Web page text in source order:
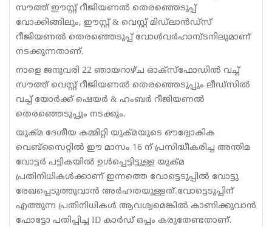
സൗത്ത് ഈസ്റ്റ് റീജിയണല്‍ തെരഞ്ഞെടുപ്പ്
വോക്കിങ്ങിലും, ഈസ്റ്റ് & വെസ്റ്റ് മിഡ്‌ലാന്‍ഡ്‌സ്
റീജിയണല്‍ തെരഞ്ഞെടുപ്പ് വോള്‍വര്‍ഹാമ്പ്ടനിലുമാണ്
നടക്കുന്നതാണ്.
നാളെ ജനുവരി 22 ഞായറാഴ്ച ഓക്‌സ്‌ഫോഡില്‍ വച്ച്
സൗത്ത് വെസ്റ്റ് റീജിയണല്‍ തെരഞ്ഞെടുപ്പും ലീഡ്‌സില്‍
വച്ച് യോര്‍ക്ക് ഷെയര്‍ & ഹംബര്‍ റീജിയണല്‍
തെരഞ്ഞെടുപ്പും നടക്കും.
യുക്മ ദേശീയ കമ്മിറ്റി യുക്മയുടെ ഔദ്യോകിക
വെബ്‌സൈറ്റില്‍ ഈ മാസം 16 ന് പ്രസിദ്ധീകരിച്ച അന്തിമ
വോട്ടര്‍ പട്ടികയില്‍ ഉള്‍പ്പെട്ടിട്ടുള്ള യുക്മ
പ്രതിനിധികള്‍ക്കാണ് ഇന്നത്തെ വോട്ടെടുപ്പില്‍ വോട്ടു
രേഖപ്പെടുത്തുവാന്‍ അര്‍ഹതയുള്ളത്.വോട്ടെടുപ്പിന്
എത്തുന്ന പ്രതിനിധികള്‍ ആവശ്യമെങ്കില്‍ കാണിക്കുവാന്‍
ഫോട്ടോ പതിപ്പിച്ച ID കാര്‍ഡ് ഒപ്പം കരുതേണ്ടതാണ്.